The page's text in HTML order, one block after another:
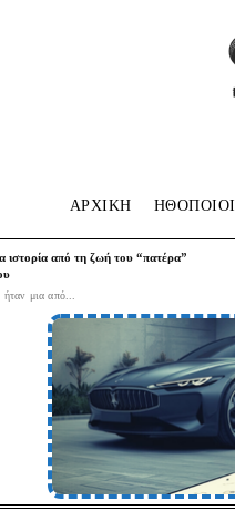
ΑΡΧΙΚΗ HΘΟΠΟΙΟΙ
ιστορία από τη ζωή του “πατέρα”
μια από...